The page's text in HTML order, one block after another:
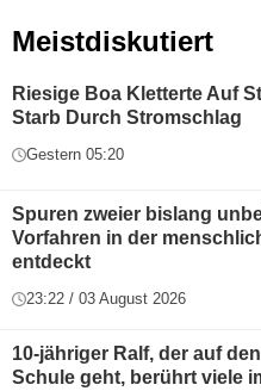
Meistdiskutiert
Riesige Boa Kletterte Auf
Starb Durch Stromschlag
Gestern 05:20
Spuren zweier bislang
Vorfahren in der
entdeckt
23:22 / 03 August 2026
10-jähriger Ralf, der auf
Schule geht, berührt viele